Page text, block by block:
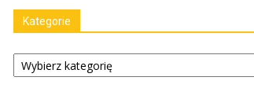
Kategorie
Kategorie